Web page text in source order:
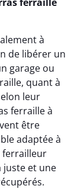
à
de libérer un
garage ou
quant à
leur
ferraille à
être
adaptée à
ferrailleur
et une